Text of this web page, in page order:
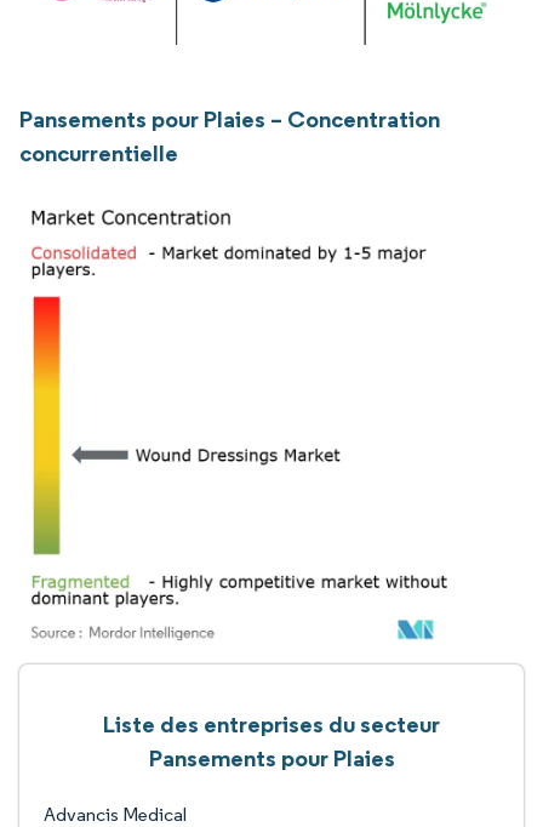
Pansements pour Plaies – Concentration
concurrentielle
Liste des entreprises du secteur
Pansements pour Plaies
Advancis Medical